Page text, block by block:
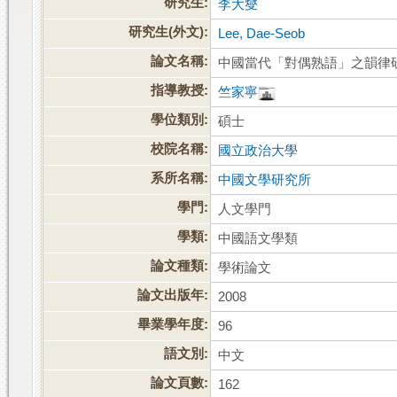
李大燮
研究生(外文):
Lee, Dae-Seob
論文名稱:
中國當代「對偶熟語」之韻律
指導教授:
竺家寧
學位類別:
碩士
校院名稱:
國立政治大學
系所名稱:
中國文學研究所
學門:
人文學門
學類:
中國語文學類
論文種類:
學術論文
論文出版年:
2008
畢業學年度:
96
語文別:
中文
論文頁數:
162